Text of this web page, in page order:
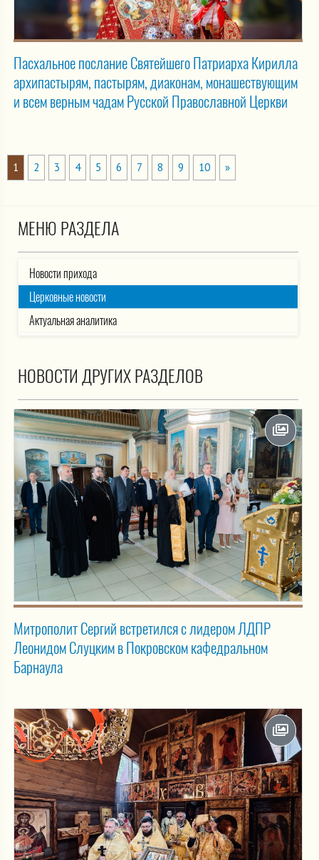
Пасхальное послание Святейшего Патриарха Кирилла
архипастырям, пастырям, диаконам, монашествующим
и всем верным чадам Русской Православной Церкви
1 2 3 4 5 6 7 8 9 10 »
МЕНЮ РАЗДЕЛА
Новости прихода
Церковные новости
Актуальная аналитика
НОВОСТИ ДРУГИХ РАЗДЕЛОВ
Митрополит Сергий встретился с лидером ЛДПР
Леонидом Слуцким в Покровском кафедральном
Барнаула